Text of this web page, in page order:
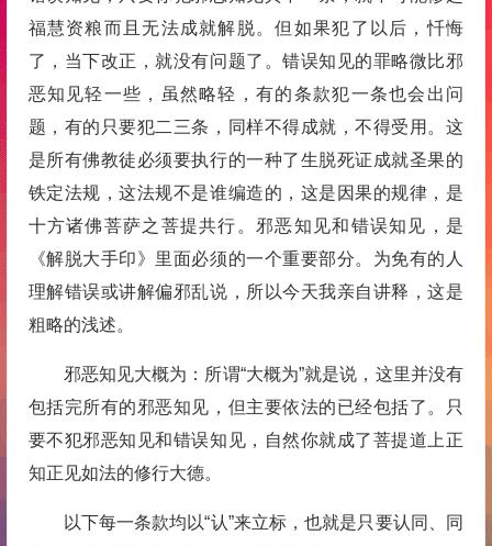
福慧资粮而且无法成就解脱。但如果犯了以后，忏悔
了，当下改正，就没有问题了。错误知见的罪略微比邪
恶知见轻一些，虽然略轻，有的条款犯一条也会出问
题，有的只要犯二三条，同样不得成就，不得受用。这
是所有佛教徒必须要执行的一种了生脱死证成就圣果的
铁定法规，这法规不是谁编造的，这是因果的规律，是
十方诸佛菩萨之菩提共行。邪恶知见和错误知见，是
《解脱大手印》里面必须的一个重要部分。为免有的人
理解错误或讲解偏邪乱说，所以今天我亲自讲释，这是
粗略的浅述。
邪恶知见大概为：所谓“大概为”就是说，这里并没有
包括完所有的邪恶知见，但主要依法的已经包括了。只
要不犯邪恶知见和错误知见，自然你就成了菩提道上正
知正见如法的修行大德。
以下每一条款均以“认”来立标，也就是只要认同、同